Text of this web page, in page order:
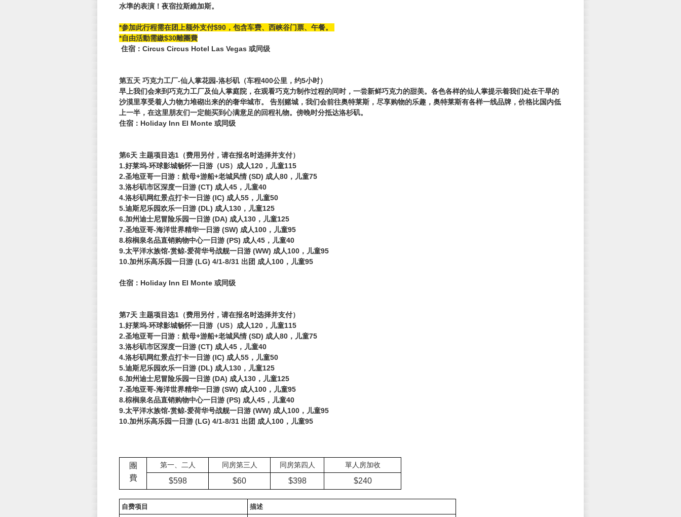
水準的表演！夜宿拉斯維加斯。
*参加此行程需在团上额外支付$90，包含车费、西峡谷门票、午餐。
*自由活動需繳$30離團費
住宿：Circus Circus Hotel Las Vegas 或同级
第五天 巧克力工厂-仙人掌花园-洛杉矶（车程400公里，约5小时）
早上我们会来到巧克力工厂及仙人掌庭院，在观看巧克力制作过程的同时，一尝新鲜巧克力的甜美。各色各样的仙人掌提示着我们处在干旱的
沙漠里享受着人力物力堆砌出来的的奢华城市。 告别赌城，我们会前往奥特莱斯，尽享购物的乐趣，奥特莱斯有各样一线品牌，价格比国内低
上一半，在这里朋友们一定能买到心满意足的回程礼物。傍晚时分抵达洛杉矶。
住宿：Holiday Inn El Monte 或同级
第6天 主题项目选1（费用另付，请在报名时选择并支付）
1.好莱坞-环球影城畅怀一日游（US）成人120，儿童115
2.圣地亚哥一日游：航母+游船+老城风情 (SD) 成人80，儿童75
3.洛杉矶市区深度一日游 (CT) 成人45，儿童40
4.洛杉矶网红景点打卡一日游 (IC) 成人55，儿童50
5.迪斯尼乐园欢乐一日游 (DL) 成人130，儿童125
6.加州迪士尼冒险乐园一日游 (DA) 成人130，儿童125
7.圣地亚哥-海洋世界精华一日游 (SW) 成人100，儿童95
8.棕榈泉名品直销购物中心一日游 (PS) 成人45，儿童40
9.太平洋水族馆-赏鲸-爱荷华号战舰一日游 (WW) 成人100，儿童95
10.加州乐高乐园一日游 (LG) 4/1-8/31 出团 成人100，儿童95
住宿：Holiday Inn El Monte 或同级
第7天 主题项目选1（费用另付，请在报名时选择并支付）
1.好莱坞-环球影城畅怀一日游（US）成人120，儿童115
2.圣地亚哥一日游：航母+游船+老城风情 (SD) 成人80，儿童75
3.洛杉矶市区深度一日游 (CT) 成人45，儿童40
4.洛杉矶网红景点打卡一日游 (IC) 成人55，儿童50
5.迪斯尼乐园欢乐一日游 (DL) 成人130，儿童125
6.加州迪士尼冒险乐园一日游 (DA) 成人130，儿童125
7.圣地亚哥-海洋世界精华一日游 (SW) 成人100，儿童95
8.棕榈泉名品直销购物中心一日游 (PS) 成人45，儿童40
9.太平洋水族馆-赏鲸-爱荷华号战舰一日游 (WW) 成人100，儿童95
10.加州乐高乐园一日游 (LG) 4/1-8/31 出团 成人100，儿童95
團
費
第一、二人 同房第三人 同房第四人 單人房加收
$598 $60 $398 $240
自费项目
描述